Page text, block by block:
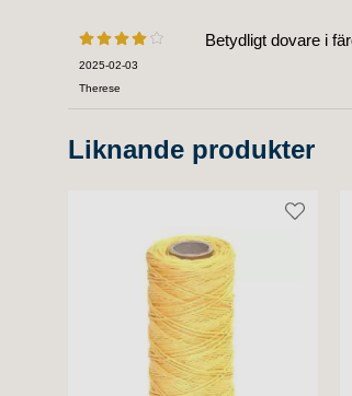
2025-02-03
Therese
Betydligt dovare i
Liknande produkter